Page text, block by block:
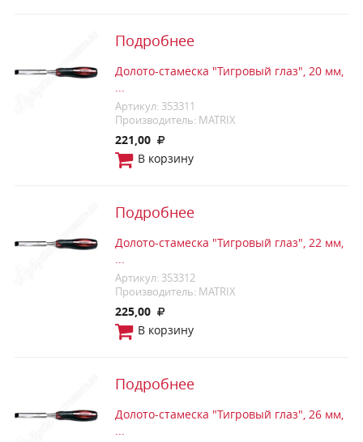
Подробнее
Долото-стамеска "Тигровый глаз", 20 мм,
...
Артикул: 353311
Производитель: MATRIX
221,00
В корзину
Подробнее
Долото-стамеска "Тигровый глаз", 22 мм,
...
Артикул: 353312
Производитель: MATRIX
225,00
В корзину
Подробнее
Долото-стамеска "Тигровый глаз", 26 мм,
...